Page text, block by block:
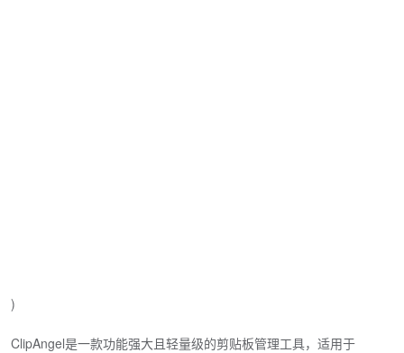
)
ClipAngel是一款功能强大且轻量级的剪贴板管理工具，适用于